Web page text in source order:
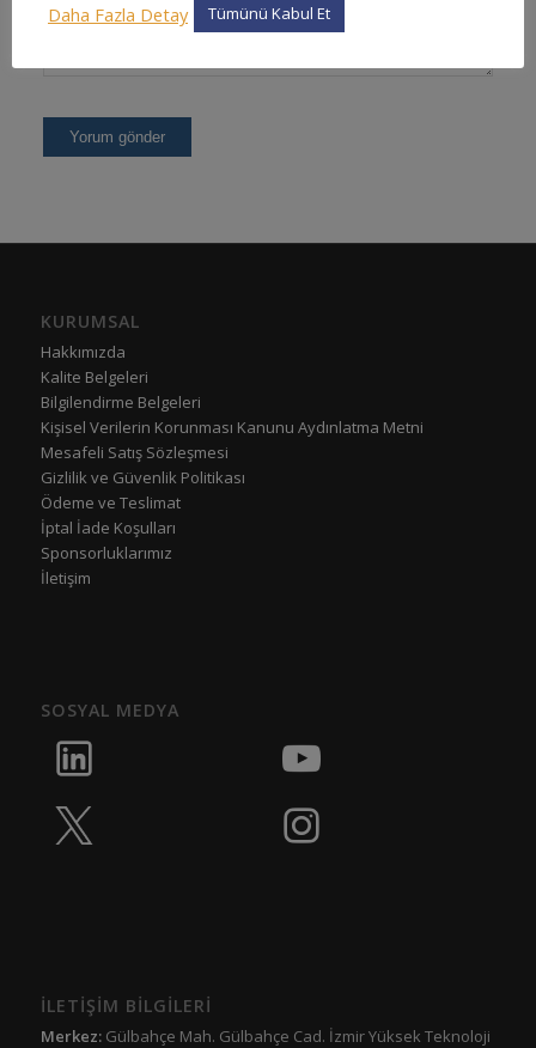
KURUMSAL
Hakkımızda
Kalite Belgeleri
Bilgilendirme Belgeleri
Kişisel Verilerin Korunması Kanunu Aydınlatma Metni
Mesafeli Satış Sözleşmesi
Gizlilik ve Güvenlik Politikası
Ödeme ve Teslimat
İptal İade Koşulları
Sponsorluklarımız
İletişim
SOSYAL MEDYA
İLETİŞİM BİLGİLERİ
Merkez:Gülbahçe Mah. Gülbahçe Cad. İzmir Yüksek Teknoloji
Daha Fazla Detay
Tümünü Kabul Et